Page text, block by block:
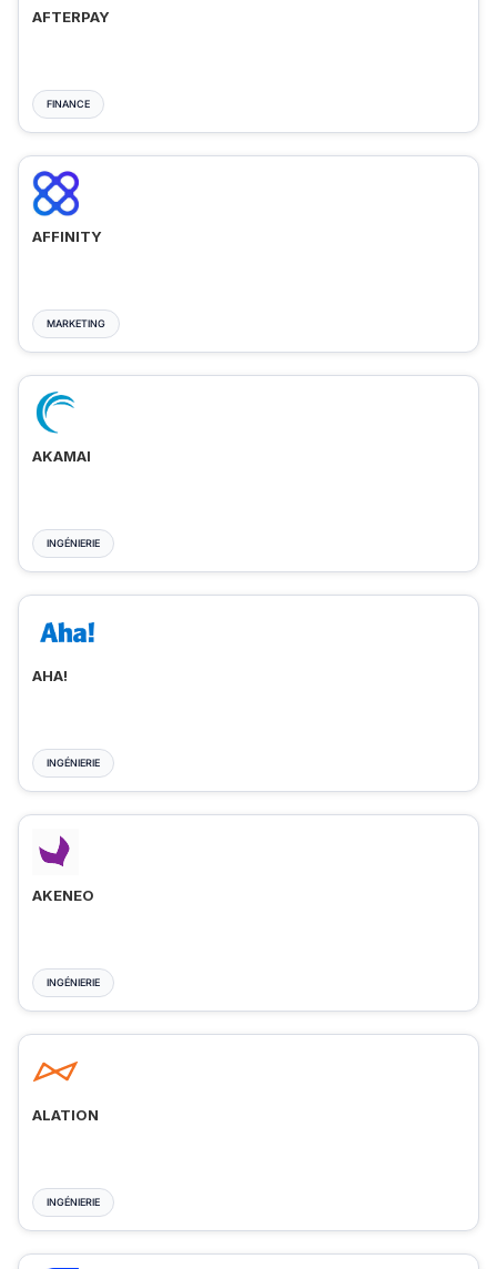
AFTERPAY
FINANCE
AFFINITY
MARKETING
AKAMAI
INGÉNIERIE
AHA!
INGÉNIERIE
AKENEO
INGÉNIERIE
ALATION
INGÉNIERIE